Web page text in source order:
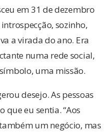
em 31 de dezembro
sozinho,
a virada do ano. Era
numa rede social,
uma missão.
desejo. As pessoas
que eu sentia. “Aos
um negócio, mas